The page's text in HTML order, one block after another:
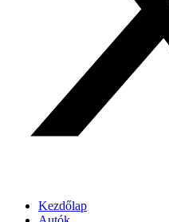
Kezdőlap